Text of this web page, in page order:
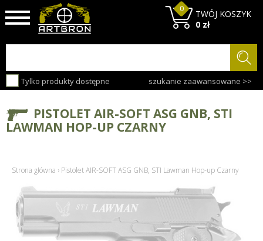
Tylko produkty dostępne szukanie zaawansowane >>
TWÓJ KOSZYK
0
0 zł
PISTOLET AIR-SOFT ASG GNB, STI
LAWMAN HOP-UP CZARNY
Strona główna › Pistolet AIR-SOFT ASG GNB, STI Lawman Hop-up Czarny